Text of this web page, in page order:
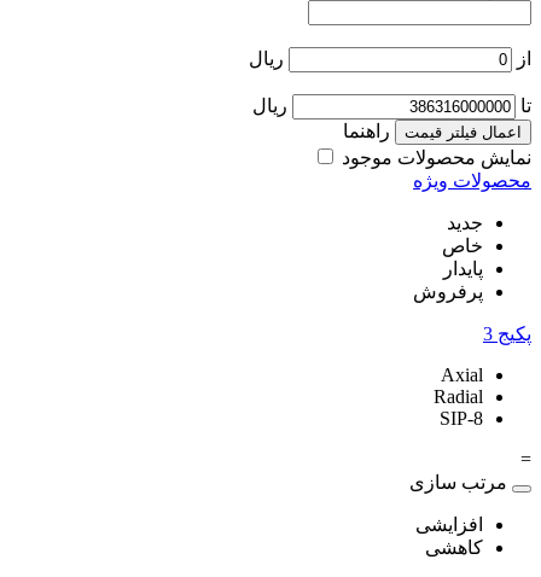
فیلتر قیمت
راهنما
محصولات موجود
ویژه
جدید
خاص
پایدار
پرفروش
3
Axial
Radial
SIP-8
سازی
افزایشی
کاهشی